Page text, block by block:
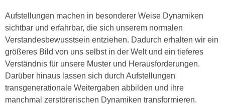
Aufstellungen machen in besonderer Weise Dynamiken
sichtbar und erfahrbar, die sich unserem normalen
Verstandesbewusstsein entziehen. Dadurch erhalten wir ein
größeres Bild von uns selbst in der Welt und ein tieferes
Verständnis für unsere Muster und Herausforderungen.
Darüber hinaus lassen sich durch Aufstellungen
transgenerationale Weitergaben abbilden und ihre
manchmal zerstörerischen Dynamiken transformieren.